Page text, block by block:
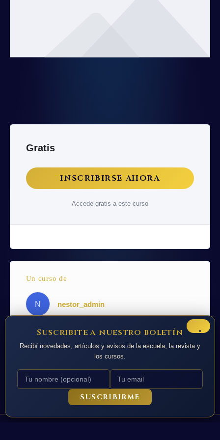
Gratis
INSCRIBIRSE AHORA
Accede gratis a este curso
Un curso de
N nestor_admin
×
Suscribite a nuestro boletín
Recibí novedades, artículos y avisos de la escuela, la revista y
los cursos.
SUSCRIBIRME